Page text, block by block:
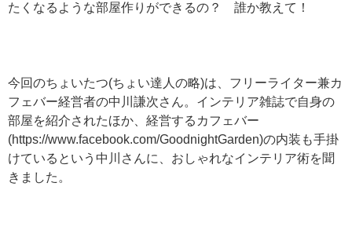
たくなるような部屋作りができるの？ 誰か教えて！
今回のちょいたつ(ちょい達人の略)は、フリーライター兼カ
フェバー経営者の中川謙次さん。インテリア雑誌で自身の
部屋を紹介されたほか、経営するカフェバー
(https://www.facebook.com/GoodnightGarden)の内装も手掛
けているという中川さんに、おしゃれなインテリア術を聞
きました。